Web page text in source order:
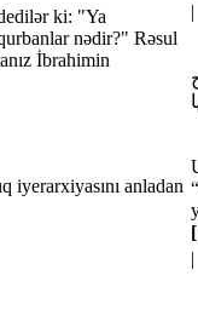
ki: "Ya
nədir?" Rəsul
İbrahimin
iyerarxiyasını anladan
|
|